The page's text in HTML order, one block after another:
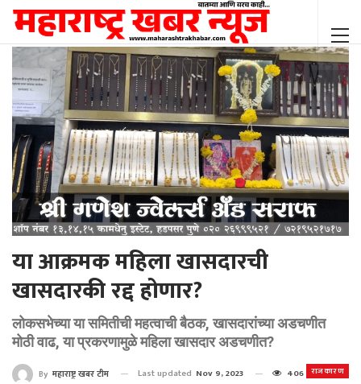
या आक्रमक महिला खासदारची
खासदारकी रद्द होणार?
लोकसभेच्या या समितीची महत्वाची बैठक, खासदारांच्या अडचणीत
मोठी वाढ, या प्रकरणामुळे महिला खासदार अडचणीत?
राजकारण
By महाराष्ट्र खबर टीम Last updated Nov 9, 2023 406